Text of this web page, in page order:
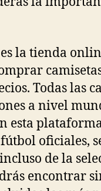
la tienda
Todas las
a nivel
esta
oficiales,
de la
encontrar